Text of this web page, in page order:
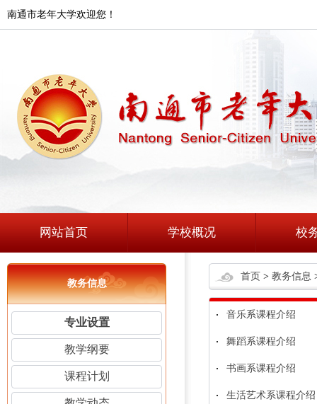
南通市老年大学欢迎您！
网站首页 学校概况 校
教务信息
专业设置
教学纲要
课程计划
首页 > 教务信息
音乐系课程介绍
舞蹈系课程介绍
书画系课程介绍
生活艺术系课程介绍